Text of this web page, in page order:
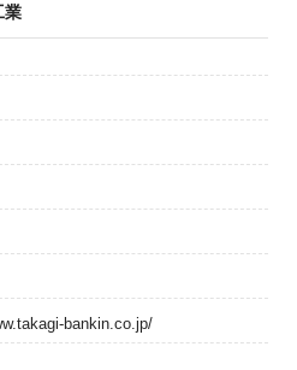
業
bankin.co.jp/